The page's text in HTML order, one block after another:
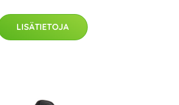
LISÄTIETOJA